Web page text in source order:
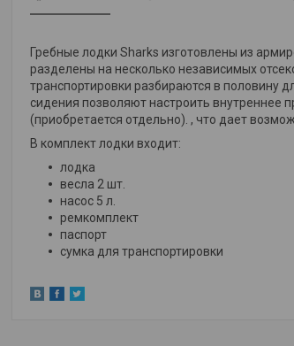
Гребные лодки Sharks изготовлены из
разделены на несколько независимых
транспортировки разбираются в половину
сидения позволяют настроить внутреннее
(приобретается отдельно). , что дает
В комплект лодки входит:
лодка
весла 2 шт.
насос 5 л.
ремкомплект
паспорт
сумка для транспортировки